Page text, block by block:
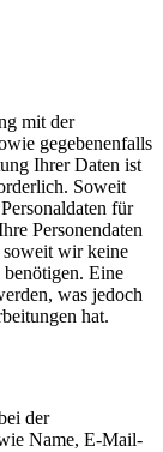
mit der
gegebenenfalls
Ihrer Daten ist
Soweit
für
Personendaten
wir keine
benötigen. Eine
was jedoch
hat.
der
Name, E-Mail-